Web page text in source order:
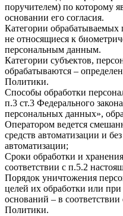
поручителем) по которому
основании его согласия.
Категории
не относящиеся к
персональным данным.
Категории субъектов,
обрабатываются –
Политики.
Способы обработки
п.3 ст.3 Федерального
персональных данных»,
Оператором ведется
средств автоматизации и
автоматизации;
Сроки обработки и
соответствии с п.5.2
Порядок уничтожения
целей их обработки или
оснований – в
Политики.